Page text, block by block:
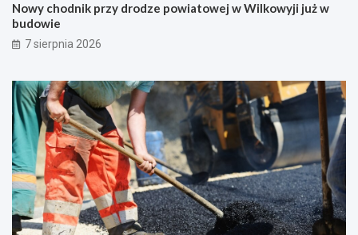
Nowy chodnik przy drodze powiatowej w Wilkowyji już w
budowie
7 sierpnia 2026